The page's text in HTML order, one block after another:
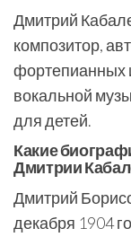
Дмитрий
композитор,
фортепианных
вокальной
для детей.
Какие
Дмитрии
Дмитрий
декабря 1904